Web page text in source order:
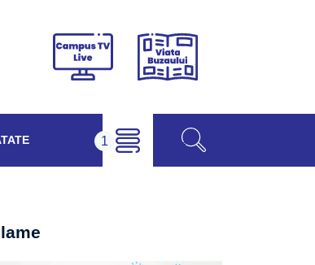
Campus
Viața